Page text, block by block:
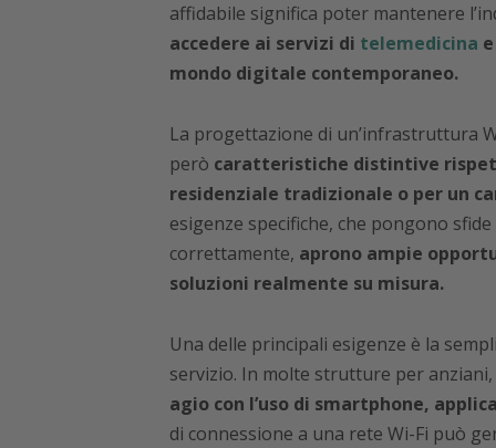
affidabile significa poter mantenere
accedere ai servizi di telemedicina
mondo digitale contemporaneo.
La progettazione di un’infrastruttura
però caratteristiche distintive
residenziale tradizionale o per un
esigenze specifiche, che pongono
correttamente, aprono ampie
soluzioni realmente su misura.
Una delle principali esigenze è la
servizio. In molte strutture per anziani,
agio con l’uso di smartphone,
di connessione a una rete Wi-Fi può